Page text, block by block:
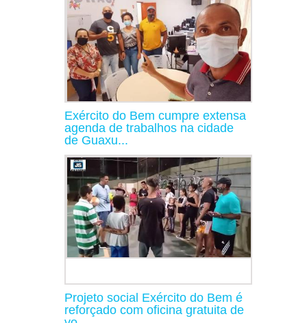
Exército do Bem cumpre extensa
agenda de trabalhos na cidade
de Guaxu...
Projeto social Exército do Bem é
reforçado com oficina gratuita de